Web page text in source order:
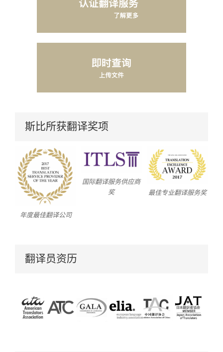
斯比所获翻译奖项
年度最佳翻译公司
国际翻译服务供应商
奖
最佳专业翻译服务奖
翻译员资历